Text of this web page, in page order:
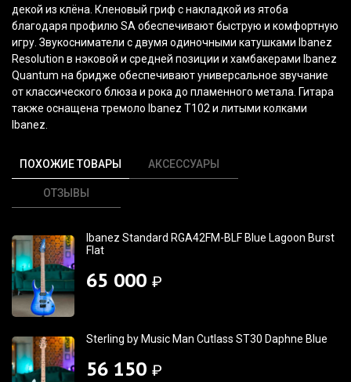
декой из клёна. Кленовый гриф с накладкой из ятоба
благодаря профилю SA обеспечивают быструю и комфортную
игру. Звукосниматели с двумя одиночными катушками Ibanez
Resolution в нэковой и средней позиции и хамбакерами Ibanez
Quantum на бридже обеспечивают универсальное звучание
от классического блюза и рока до пламенного метала. Гитара
также оснащена тремоло Ibanez T102 и литыми колками
Ibanez.
ПОХОЖИЕ ТОВАРЫ АКСЕССУАРЫ
ОТЗЫВЫ
Ibanez Standard RGA42FM-BLF Blue Lagoon Burst
Flat
65 000 ₽
Sterling by Music Man Cutlass ST30 Daphne Blue
56 150 ₽